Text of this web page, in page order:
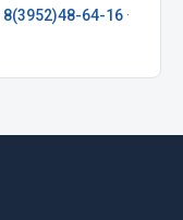
8(3952)48-64-16 ·